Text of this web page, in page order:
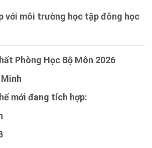
với môi trường học tập đông học
Phòng Học Bộ Môn 2026
mới đang tích hợp: